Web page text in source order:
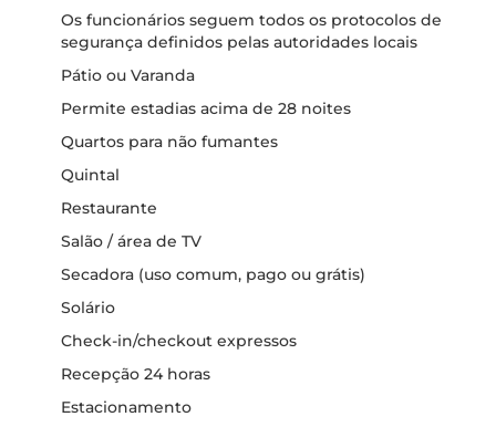
Os funcionários seguem todos os protocolos de
segurança definidos pelas autoridades locais
Pátio ou Varanda
Permite estadias acima de 28 noites
Quartos para não fumantes
Quintal
Restaurante
Salão / área de TV
Secadora (uso comum, pago ou grátis)
Solário
Check-in/checkout expressos
Recepção 24 horas
Estacionamento